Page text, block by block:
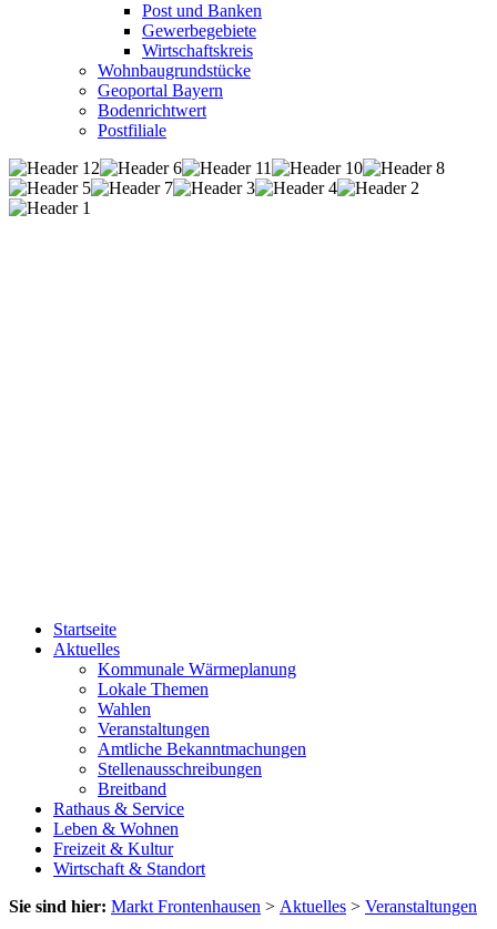
Post und Banken
Gewerbegebiete
Wirtschaftskreis
Wohnbaugrundstücke
Geoportal Bayern
Bodenrichtwert
Postfiliale
Startseite
Aktuelles
Kommunale Wärmeplanung
Lokale Themen
Wahlen
Veranstaltungen
Amtliche Bekanntmachungen
Stellenausschreibungen
Breitband
Rathaus & Service
Leben & Wohnen
Freizeit & Kultur
Wirtschaft & Standort
Sie sind hier: Markt Frontenhausen > Aktuelles > Veranstaltungen